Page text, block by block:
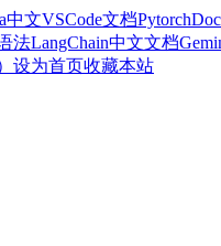
中文VSCode文档Pytorch
法LangChain中文文档
设为首页收藏本站